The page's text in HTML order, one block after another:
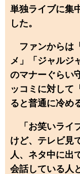
単独ライブに集
した。
ファンからは
メ」「ジャルジ
のマナーぐらい
ッコミに対して
ると普通に冷め
「お笑いライ
けど、テレビ見
人、ネタ中に出
会話している人